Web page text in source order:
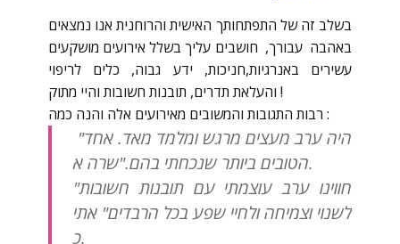
בשלב זה של התפתחותך האישית והרוחנית אנו נמצאים
באהבה עבורך, חושבים עליך בשלל אירועים מושקעים
עשירים באנרגיות,חניכות, ידע גבוה, כלים לריפוי
והעלאת תדרים, תובנות חשובות והיי מתוק !
רבות התגובות והמשובים מאירועים אלה והנה כמה :
"היה ערב מעצים מרגש ומלמד מאד. אחד
הטובים ביותר שנכחתי בהם."שרה א.
"חווינו ערב עוצמתי עם תובנות חשובות
לשנוי וצמיחה ולחיי שפע בכל הרבדים" אתי
כ.